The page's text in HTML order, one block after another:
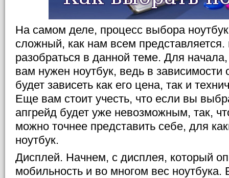
На самом деле, процесс выбора
сложный, как нам всем представляется.
разобраться в данной теме. Для
вам нужен ноутбук, ведь в зависимости
будет зависеть как его цена, так и
Еще вам стоит учесть, что если вы
апгрейд будет уже невозможным, так,
можно точнее представить себе, для
ноутбук.
Дисплей. Начнем, с дисплея, который
мобильность и во многом вес